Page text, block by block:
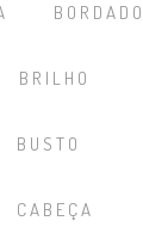
BORDADO
BRILHO
BUSTO
CABEÇA